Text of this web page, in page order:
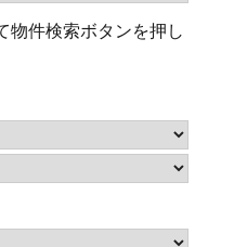
物件検索ボタンを押し